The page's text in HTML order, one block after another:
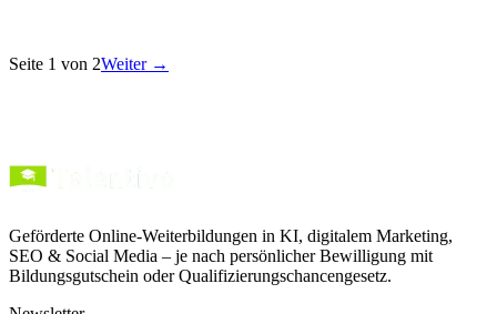
9. Juli 2026 ·5Min. Lesezeit
Seite 1 von 2Weiter →
Geförderte Online-Weiterbildungen in KI, digitalem Marketing,
SEO & Social Media – je nach persönlicher Bewilligung mit
Bildungsgutschein oder Qualifizierungschancengesetz.